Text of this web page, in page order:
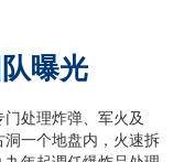
曝光
处理炸弹、军火及
洞一个地盘内，火速拆